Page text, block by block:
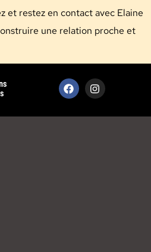
et restez en contact avec Elaine
une relation proche et